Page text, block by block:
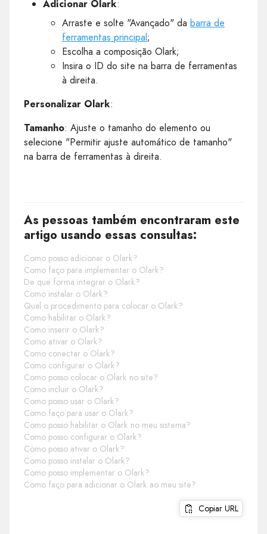
Adicionar Olark:
Arraste e solte "Avançado" da barra de
ferramentas principal;
Escolha a composição Olark;
Insira o ID do site na barra de ferramentas
à direita.
Personalizar Olark:
Tamanho: Ajuste o tamanho do elemento ou
selecione "Permitir ajuste automático de tamanho"
na barra de ferramentas à direita.
As pessoas também encontraram este
artigo usando essas consultas:
Como posso adicionar o Olark?
Como faço para implementar o Olark?
De que forma integrar o Olark?
Como instalar o Olark?
Qual o procedimento para colocar o Olark?
Como habilitar o Olark?
Como inserir o Olark?
Como ativar o Olark?
Como conectar o Olark?
Como configurar o Olark?
Como posso colocar o Olark no site?
Como incluir o Olark?
Como posso usar o Olark?
Como faço para usar o Olark?
Como posso habilitar o Olark no meu sistema?
Como posso configurar o Olark?
Como posso ativar o Olark?
Como posso instalar o Olark?
Como posso implementar o Olark?
Como faço para adicionar o Olark ao meu site?
Copiar URL